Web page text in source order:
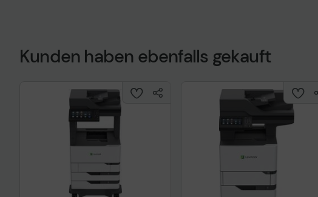
Technisches Produktdatenblatt
Kunden haben ebenfalls gekauft